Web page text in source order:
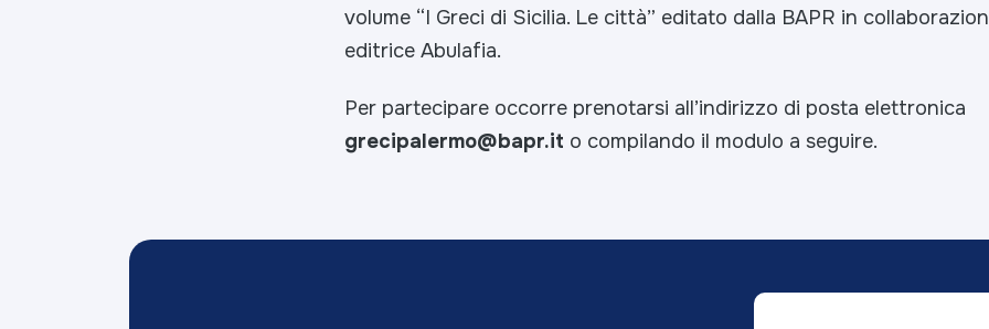
volume “I Greci di Sicilia. Le città” editato dalla BAPR in
editrice Abulafia.
Per partecipare occorre prenotarsi all’indirizzo di posta elettronica
grecipalermo@bapr.it o compilando il modulo a seguire.